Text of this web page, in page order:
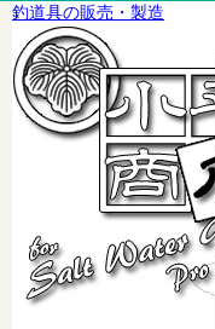
釣道具の販売・製造